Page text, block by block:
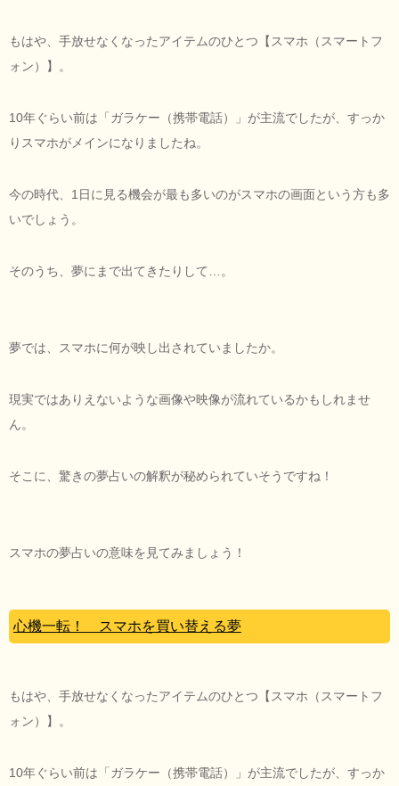
もはや、手放せなくなったアイテムのひとつ【スマホ（スマートフ
ォン）】。
10年ぐらい前は「ガラケー（携帯電話）」が主流でしたが、すっか
りスマホがメインになりましたね。
今の時代、1日に見る機会が最も多いのがスマホの画面という方も多
いでしょう。
そのうち、夢にまで出てきたりして…。
夢では、スマホに何が映し出されていましたか。
現実ではありえないような画像や映像が流れているかもしれませ
ん。
そこに、驚きの夢占いの解釈が秘められていそうですね！
スマホの夢占いの意味を見てみましょう！
心機一転！ スマホを買い替える夢
もはや、手放せなくなったアイテムのひとつ【スマホ（スマートフ
ォン）】。
10年ぐらい前は「ガラケー（携帯電話）」が主流でしたが、すっか